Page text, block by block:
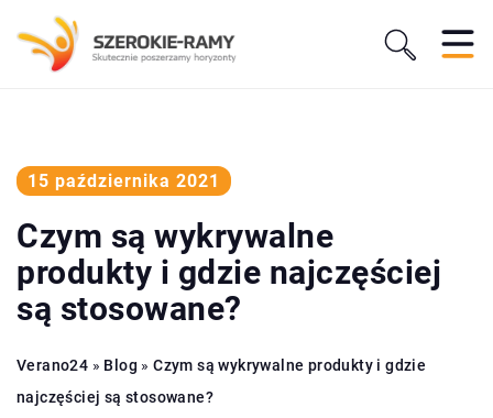
15 października 2021
Czym są wykrywalne
produkty i gdzie najczęściej
są stosowane?
Verano24 » Blog »Czym są wykrywalne produkty i gdzie
najczęściej są stosowane?